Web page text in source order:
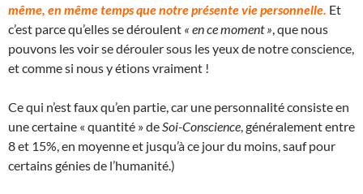
même, en même temps que notre présente vie personnelle. Et
c’est parce qu’elles se déroulent « en ce moment » , que nous
pouvons les voir se dérouler sous les yeux de notre conscience,
et comme si nous y étions vraiment !
Ce qui n’est faux qu’en partie, car une personnalité consiste en
une certaine « quantité » de Soi-Conscience , généralement entre
8 et 15%, en moyenne et jusqu’à ce jour du moins, sauf pour
certains génies de l’humanité.)